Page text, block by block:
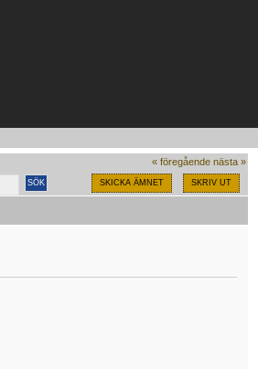
« föregående nästa »
SKICKA ÄMNET SKRIV UT